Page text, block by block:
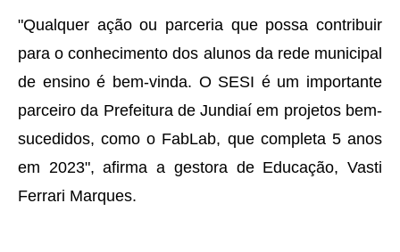
"Qualquer ação ou parceria que possa contribuir
para o conhecimento dos alunos da rede municipal
de ensino é bem-vinda. O SESI é um importante
parceiro da Prefeitura de Jundiaí em projetos bem-
sucedidos, como o FabLab, que completa 5 anos
em 2023", afirma a gestora de Educação, Vasti
Ferrari Marques.